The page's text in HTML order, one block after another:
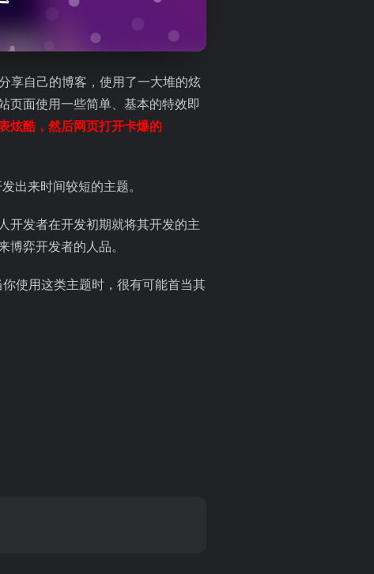
享自己的博客，使用了一大堆的炫
页面使用一些简单、基本的特效即
炫酷，然后网页打开卡爆的
出来时间较短的主题。
开发者在开发初期就将其开发的主
弈开发者的人品。
使用这类主题时，很有可能首当其